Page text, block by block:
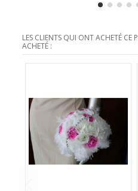
LES CLIENTS QUI ONT ACHETÉ CE
ACHETÉ :